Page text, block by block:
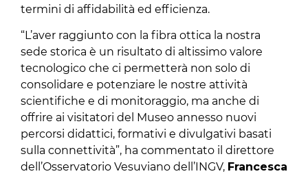
termini di affidabilità ed efficienza.
“L’aver raggiunto con la fibra ottica la nostra
sede storica è un risultato di altissimo valore
tecnologico che ci permetterà non solo di
consolidare e potenziare le nostre attività
scientifiche e di monitoraggio, ma anche di
offrire ai visitatori del Museo annesso nuovi
percorsi didattici, formativi e divulgativi basati
sulla connettività”, ha commentato il direttore
dell’Osservatorio Vesuviano dell’INGV, Francesca